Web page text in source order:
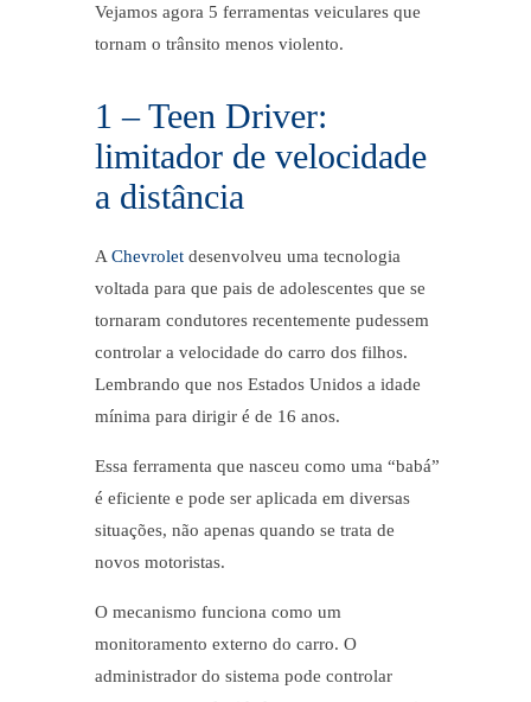
Vejamos agora 5 ferramentas veiculares que
tornam o trânsito menos violento.
1 – Teen Driver:
limitador de velocidade
a distância
A Chevrolet desenvolveu uma tecnologia
voltada para que pais de adolescentes que se
tornaram condutores recentemente pudessem
controlar a velocidade do carro dos filhos.
Lembrando que nos Estados Unidos a idade
mínima para dirigir é de 16 anos.
Essa ferramenta que nasceu como uma “babá”
é eficiente e pode ser aplicada em diversas
situações, não apenas quando se trata de
novos motoristas.
O mecanismo funciona como um
monitoramento externo do carro. O
administrador do sistema pode controlar